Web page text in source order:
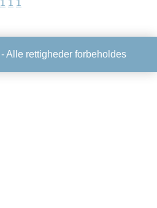
1 1 1
- Alle rettigheder forbeholdes